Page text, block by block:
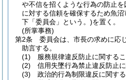
や不信を招くような行為の防止
に対する信頼を確保するため魚
下「委員会」という。)を置く。
(所掌事務)
第2条
委員会は、市長の求めに応
助言する。
(1)
服務規律違反防止に関するこ
(2)
信用失墜行為禁止違反防止に
(3)
政治的行為制限違反に関する